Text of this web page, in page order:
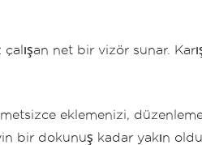
net bir vizör sunar.
eklemenizi,
dokunuş kadar yakın